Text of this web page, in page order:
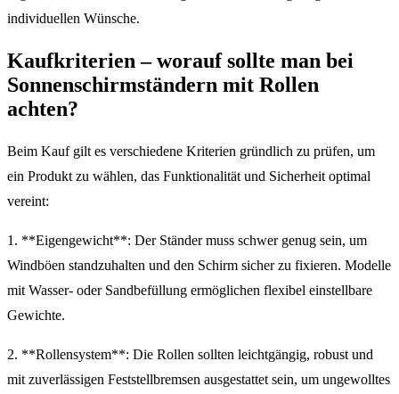
individuellen Wünsche.
Kaufkriterien – worauf sollte man bei
Sonnenschirmständern mit Rollen
achten?
Beim Kauf gilt es verschiedene Kriterien gründlich zu prüfen, um
ein Produkt zu wählen, das Funktionalität und Sicherheit optimal
vereint:
1. **Eigengewicht**: Der Ständer muss schwer genug sein, um
Windböen standzuhalten und den Schirm sicher zu fixieren. Modelle
mit Wasser- oder Sandbefüllung ermöglichen flexibel einstellbare
Gewichte.
2. **Rollensystem**: Die Rollen sollten leichtgängig, robust und
mit zuverlässigen Feststellbremsen ausgestattet sein, um ungewolltes